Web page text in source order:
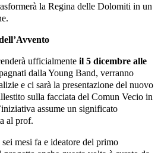
la Regina delle Dolomiti in un
ufficialmente il 5 dicembre alle
dalla Young Band, verranno
e ci sarà la presentazione del nuovo
sulla facciata del Comun Vecio in
assume un significato
al prof.
sei mesi fa e ideatore del primo